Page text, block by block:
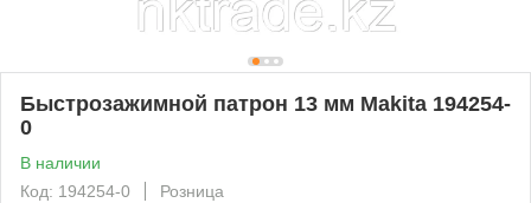
Быстрозажимной патрон 13 мм Makita 194254-
0
В наличии
Код: 194254-0
Розница